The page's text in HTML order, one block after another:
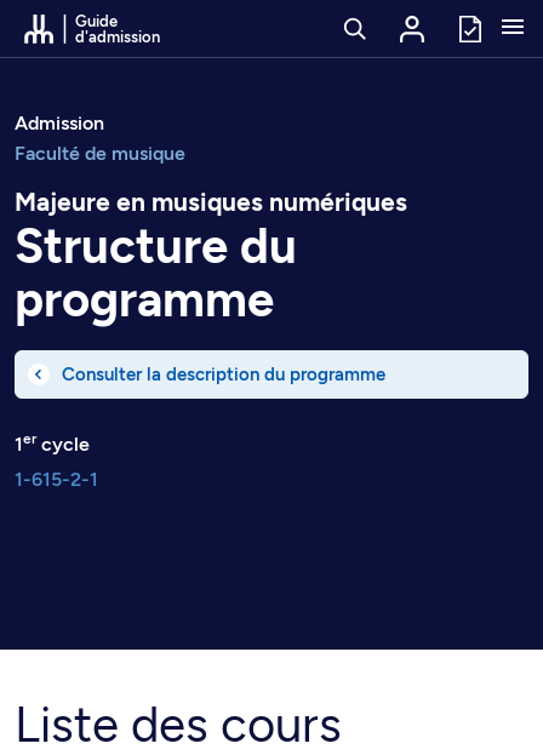
Passer au contenu
Guide
d'admission
Admission
Faculté de musique
Majeure en musiques numériques
Structure du
programme
Consulter la description du programme
1ercycle
1-615-2-1
Liste des cours